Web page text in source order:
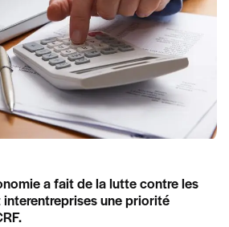
a fait de la lutte contre les
une priorité